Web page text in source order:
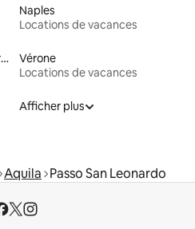
Naples
Locations de vacances
Ville métropolitaine de Palerme
Vérone
Locations de vacances
Afficher plus
Aquila Passo San Leonardo